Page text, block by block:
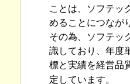
ことは、ソフテッ
めることにつなが
その為、ソフテッ
識しており、年度
標と実績を経営品
定しています。